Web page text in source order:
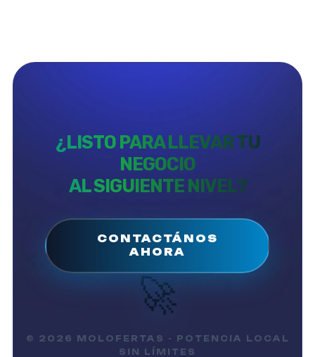
¿LISTO PARA LLEVAR TU
NEGOCIO
AL SIGUIENTE NIVEL?
CONTACTÁNOS
AHORA
🚀
© 2026 MOLOFERTAS - POTENCIA LOCAL
SIN LÍMITES